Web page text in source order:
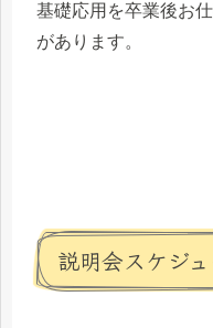
基礎応用を卒業後お
があります。
説明会スケジ